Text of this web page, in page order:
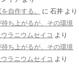
自作する。
に 石井 より
ち上がるが、その環境
ラニウムセイコ より
ち上がるが、その環境
ラニウムセイコ より